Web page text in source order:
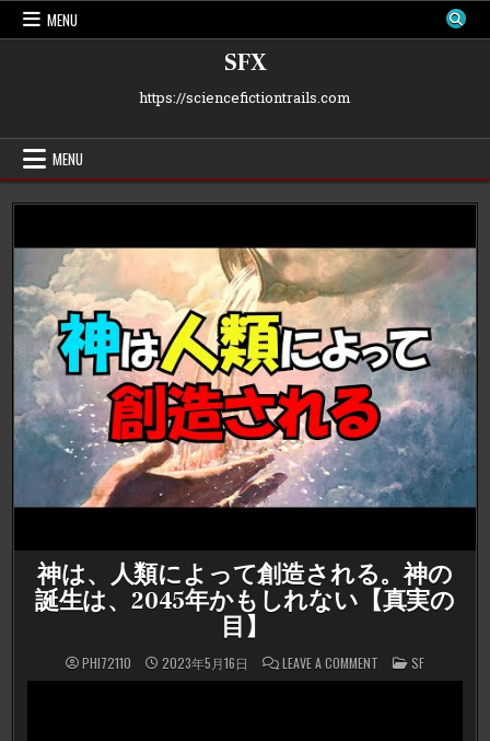
Skip
MENU
SFX
https://sciencefictiontrails.com
MENU
神は、人類によって創造される。神の
誕生は、2045年かもしれない【真実の
目】
PHI72110 2023年5月16日 LEAVE A COMMENT POSTED
IN
SF